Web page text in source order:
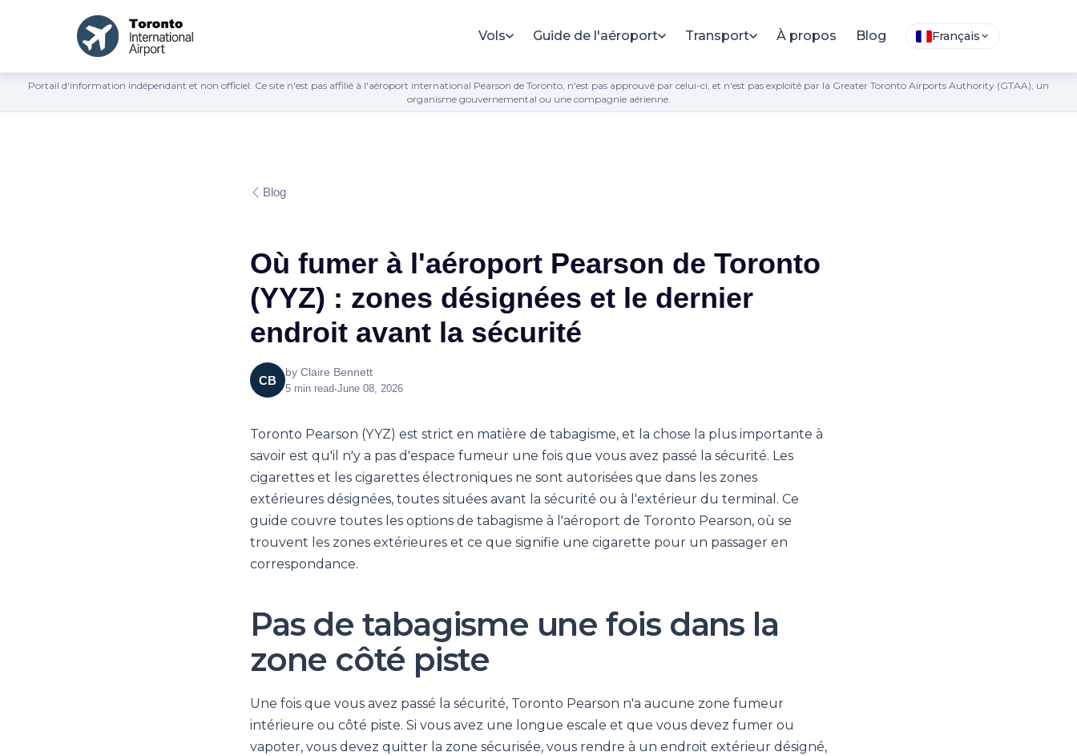
Vols Guide de l'aéroport Transport À propos Blog Français
Portail d'information indépendant et non officiel. Ce site n'est pas affilié à l'aéroport international Pearson de Toronto, n'est pas approuvé par celui-ci, et n'est pas exploité par la Greater Toronto Airports Authority (GTAA), un
organisme gouvernemental ou une compagnie aérienne.
Blog
Où fumer à l'aéroport Pearson de Toronto
(YYZ) : zones désignées et le dernier
endroit avant la sécurité
CB
by Claire Bennett
5 min read•June 08, 2026
Toronto Pearson (YYZ) est strict en matière de tabagisme, et la chose la plus importante à
savoir est qu'il n'y a pas d'espace fumeur une fois que vous avez passé la sécurité. Les
cigarettes et les cigarettes électroniques ne sont autorisées que dans les zones
extérieures désignées, toutes situées avant la sécurité ou à l'extérieur du terminal. Ce
guide couvre toutes les options de tabagisme à l'aéroport de Toronto Pearson, où se
trouvent les zones extérieures et ce que signifie une cigarette pour un passager en
correspondance.
Pas de tabagisme une fois dans la
zone côté piste
Une fois que vous avez passé la sécurité, Toronto Pearson n'a aucune zone fumeur
intérieure ou côté piste. Si vous avez une longue escale et que vous devez fumer ou
vapoter, vous devez quitter la zone sécurisée, vous rendre à un endroit extérieur désigné,